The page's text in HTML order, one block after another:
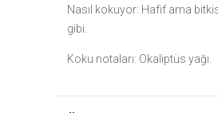
Nasıl kokuyor: Hafif ama
gibi.
Koku notaları: Okaliptüs yağı.